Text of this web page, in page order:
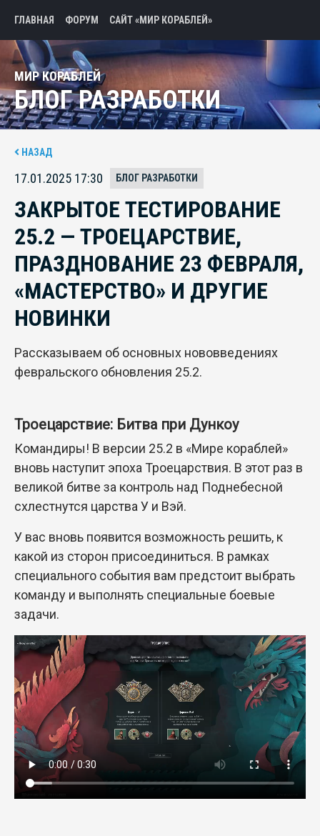
ГЛАВНАЯ ФОРУМ САЙТ «МИР КОРАБЛЕЙ»
МИР КОРАБЛЕЙ
БЛОГ РАЗРАБОТКИ
НАЗАД
17.01.2025 17:30 БЛОГ РАЗРАБОТКИ
ЗАКРЫТОЕ ТЕСТИРОВАНИЕ
25.2 — ТРОЕЦАРСТВИЕ,
ПРАЗДНОВАНИЕ 23 ФЕВРАЛЯ,
«МАСТЕРСТВО» И ДРУГИЕ
НОВИНКИ
Рассказываем об основных нововведениях
февральского обновления 25.2.
Троецарствие: Битва при Дункоу
Командиры! В версии 25.2 в «Мире кораблей»
вновь наступит эпоха Троецарствия. В этот раз в
великой битве за контроль над Поднебесной
схлестнутся царства У и Вэй.
У вас вновь появится возможность решить, к
какой из сторон присоединиться. В рамках
специального события вам предстоит выбрать
команду и выполнять специальные боевые
задачи.